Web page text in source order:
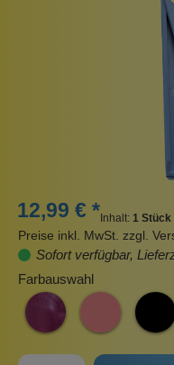
12,99 € * Inhalt: 1 Stück
Preise inkl. MwSt. zzgl.
Sofort verfügbar,
Farbauswahl